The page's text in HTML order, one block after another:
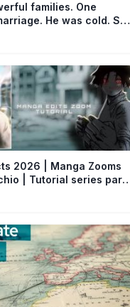
families. One
He was cold. She
[Married for the
2026 | Manga Zooms
| Tutorial series part